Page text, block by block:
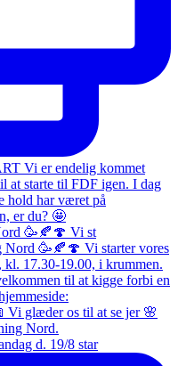
🥳🍂🍄 Vi st
d. 19/8 star